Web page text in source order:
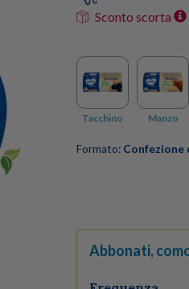
Sconto scorta
Tacchino Manzo
Formato: Confezione
Abbonati,